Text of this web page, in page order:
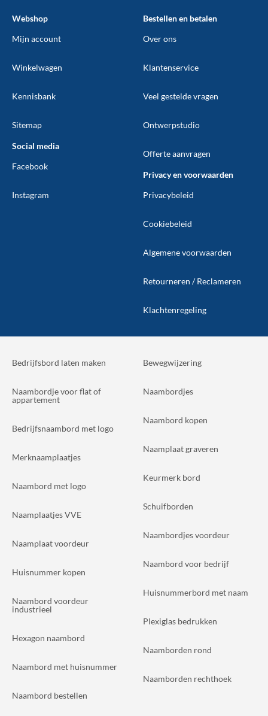
Webshop
Mijn account
Winkelwagen
Kennisbank
Sitemap
Social media
Facebook
Instagram
Bestellen en betalen
Over ons
Klantenservice
Veel gestelde vragen
Ontwerpstudio
Offerte aanvragen
Privacy en voorwaarden
Privacybeleid
Cookiebeleid
Algemene voorwaarden
Retourneren / Reclameren
Klachtenregeling
Bedrijfsbord laten maken
Naambordje voor flat of
appartement
Bedrijfsnaambord met logo
Merknaamplaatjes
Naambord met logo
Naamplaatjes VVE
Naamplaat voordeur
Huisnummer kopen
Naambord voordeur
industrieel
Hexagon naambord
Naambord met huisnummer
Naambord bestellen
Bewegwijzering
Naambordjes
Naambord kopen
Naamplaat graveren
Keurmerk bord
Schuifborden
Naambordjes voordeur
Naambord voor bedrijf
Huisnummerbord met naam
Plexiglas bedrukken
Naamborden rond
Naamborden rechthoek